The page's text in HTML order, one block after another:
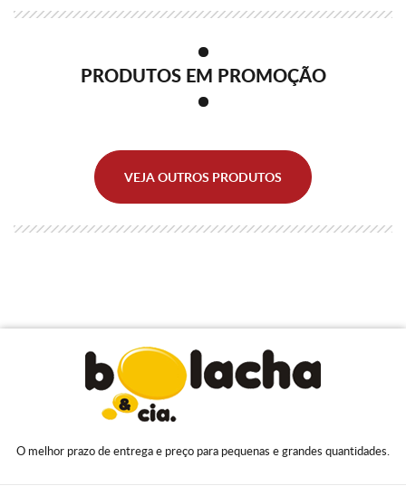
PRODUTOS EM PROMOÇÃO
VEJA OUTROS PRODUTOS
O melhor prazo de entrega e preço para pequenas e grandes quantidades.